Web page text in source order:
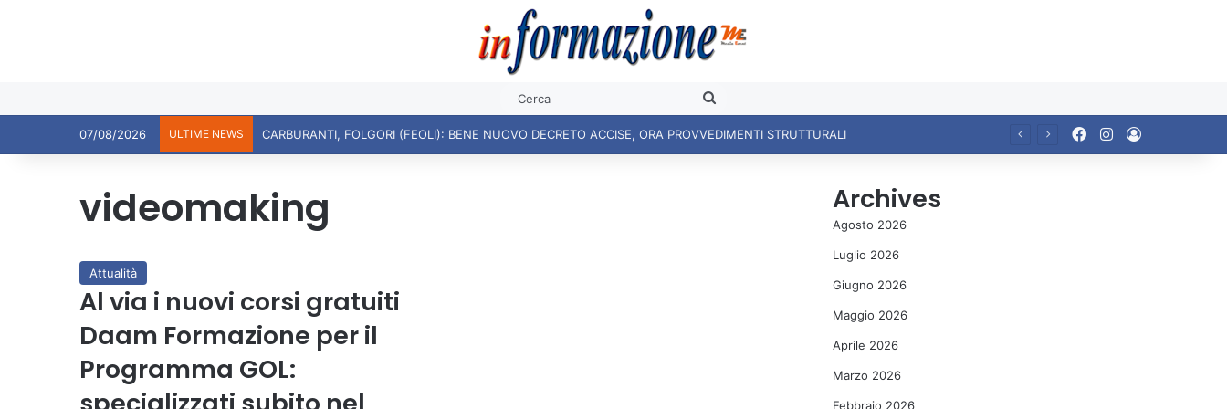
07/08/2026 ULTIME NEWS CARBURANTI, FOLGORI (FEOLI): BENE NUOVO DECRETO ACCISE, ORA PROVVEDIMENTI STRUTTURALI FacebookInstagram
videomaking
Attualità
Al via i nuovi corsi gratuiti
Daam Formazione per il
Programma GOL:
Archives
Agosto 2026
Luglio 2026
Giugno 2026
Maggio 2026
Aprile 2026
Marzo 2026
Febbraio 2026